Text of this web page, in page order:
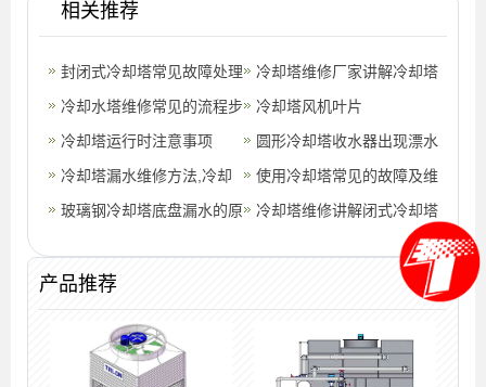
相关推荐
封闭式冷却塔常见故障处理
方法
冷却塔维修厂家讲解冷却塔
安装位置(冷却塔安装维修
厂家)
冷却水塔维修常见的流程步
骤有哪些
冷却塔风机叶片
冷却塔运行时注意事项
(冷却塔运行时注意事项)
圆形冷却塔收水器出现漂水
解决？
冷却塔漏水维修方法,冷却
塔渗漏解决方案
使用冷却塔常见的故障及维
修方法
玻璃钢冷却塔底盘漏水的原
冷却塔维修讲解闭式冷却塔
横流的原因(安徽150吨闭
产品推荐